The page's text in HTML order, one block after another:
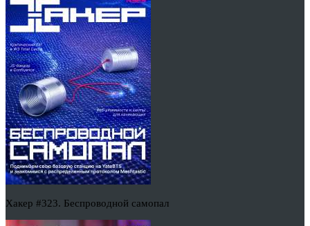
Хакер #323. Беспроводной самопал